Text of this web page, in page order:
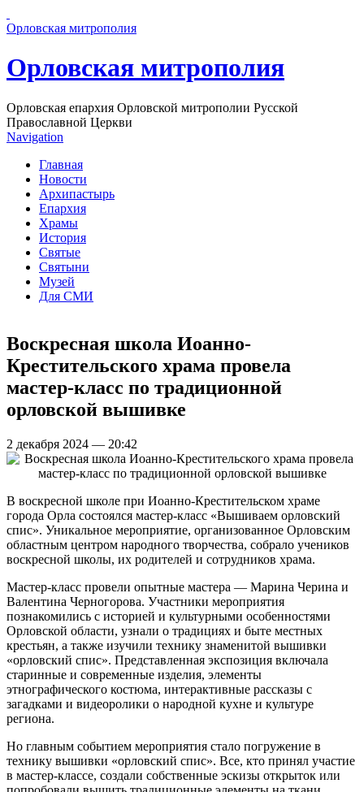
Орловская митрополия
Орловская митрополия
Орловская епархия Орловской митрополии Русской
Православной Церкви
Navigation
Главная
Новости
Архипастырь
Епархия
Храмы
История
Святые
Святыни
Музей
Для СМИ
Воскресная школа Иоанно-
Крестительского храма провела
мастер-класс по традиционной
орловской вышивке
2 декабря 2024 — 20:42
В воскресной школе при Иоанно-Крестительском храме
города Орла состоялся мастер-класс «Вышиваем орловский
спис». Уникальное мероприятие, организованное Орловским
областным центром народного творчества, собрало учеников
воскресной школы, их родителей и сотрудников храма.
Мастер-класс провели опытные мастера — Марина Черина и
Валентина Черногорова. Участники мероприятия
познакомились с историей и культурными особенностями
Орловской области, узнали о традициях и быте местных
крестьян, а также изучили технику знаменитой вышивки
«орловский спис». Представленная экспозиция включала
старинные и современные изделия, элементы
этнографического костюма, интерактивные рассказы с
загадками и видеоролики о народной кухне и культуре
региона.
Но главным событием мероприятия стало погружение в
технику вышивки «орловский спис». Все, кто принял участие
в мастер-классе, создали собственные эскизы открыток или